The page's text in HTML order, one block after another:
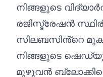
നിങ്ങളുടെ
രജിസ്ട്രേഷൻ
സിലബസിൻ്റെ
നിങ്ങളുടെ
മുഴുവൻ